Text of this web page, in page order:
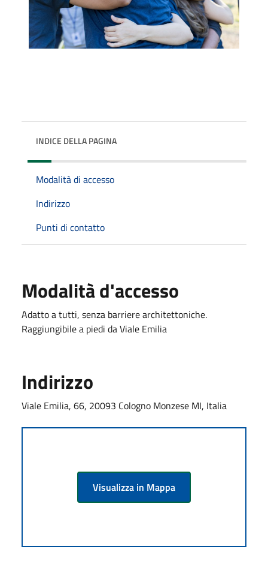
INDICE DELLA PAGINA
Modalità di accesso
Indirizzo
Punti di contatto
Modalità d'accesso
Adatto a tutti, senza barriere architettoniche.
Raggiungibile a piedi da Viale Emilia
Indirizzo
Viale Emilia, 66, 20093 Cologno Monzese MI, Italia
Visualizza in Mappa